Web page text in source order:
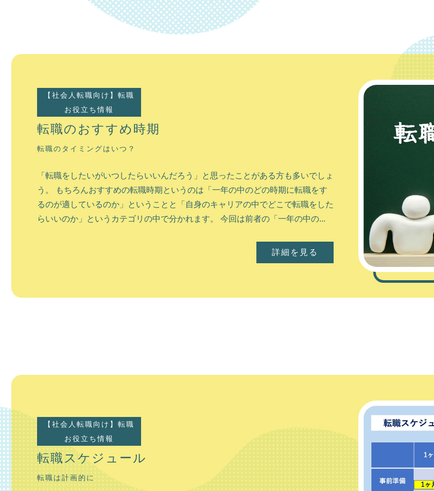
札幌市の観光
北海道の魅力が詰まった道庁所在地
札幌市は北海道の道庁所在地であり、北海道の政治・経済・観光など、全てにお
ける中心都市と言えます。 街中は多くの建物が立ち並び、多くの人が行き交い
所も多く、 自然と都市としての利便性は北海道でも随一と言えます。 それ...
詳細を見る
【社会人転職向け】転職
お役立ち情報
転職のおすすめ時期
転職のタイミングはいつ？
「転職をしたいがいつしたらいいんだろう」と思ったことがある方も多いでしょ
う。 もちろんおすすめの転職時期というのは「一年の中のどの時期に転職をす
るのが適しているのか」ということと「自身のキャリアの中でどこで転職をした
らいいのか」というカテゴリの中で分かれます。 今回は前者の「一年の中の...
詳細を見る
【社会人転職向け】転職
お役立ち情報
転職スケジュール
転職は計画的に